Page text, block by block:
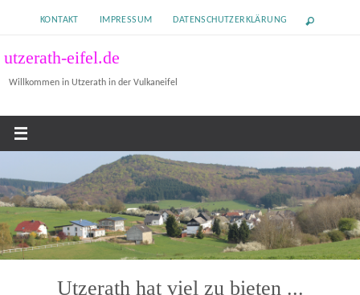
KONTAKT IMPRESSUM DATENSCHUTZERKLÄRUNG
utzerath-eifel.de
Willkommen in Utzerath in der Vulkaneifel
Utzerath hat viel zu bieten ...